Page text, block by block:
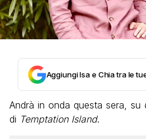
Aggiungi Isa e Chia tra le
Andrà in onda questa sera, su
di Temptation Island.